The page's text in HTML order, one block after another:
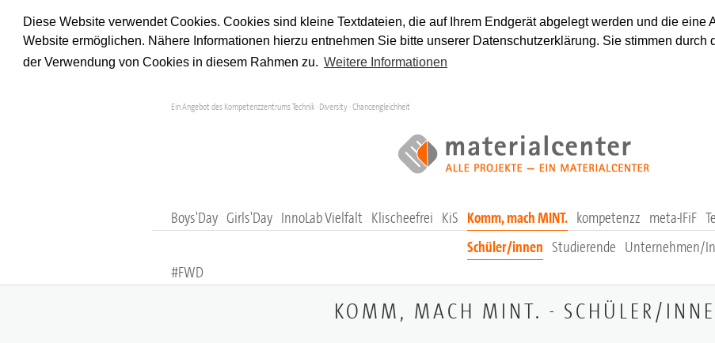
Diese Website verwendet Cookies. Cookies sind kleine Textdateien, die auf Ihrem Endgerät abgelegt werden und die eine
Website ermöglichen. Nähere Informationen hierzu entnehmen Sie bitte unserer Datenschutzerklärung. Sie stimmen durch
der Verwendung von Cookies in diesem Rahmen zu. Weitere Informationen
Ein Angebot des Kompetenzzentrums Technik · Diversity · Chancengleichheit
Boys'Day Girls'Day InnoLab Vielfalt Klischeefrei KiS Komm, mach MINT.
Schüler/innen Studierende Unternehmen/
kompetenzz meta-IFiF
#FWD
KOMM, MACH MINT. - SCHÜLER/